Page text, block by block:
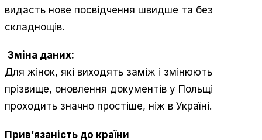
видасть нове посвідчення швидше та без
складнощів.
Зміна даних:
Для жінок, які виходять заміж і змінюють
прізвище, оновлення документів у Польщі
проходить значно простіше, ніж в Україні.
Прив’язаність до країни